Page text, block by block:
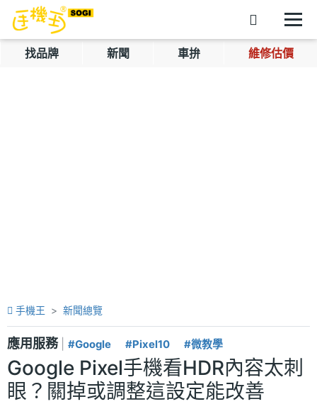
找品牌 新聞 車拚 維修估價
手機王 新聞總覽
應用服務 #Google #Pixel10 #微教學
Google Pixel手機看HDR內容太刺
眼？關掉或調整這設定能改善